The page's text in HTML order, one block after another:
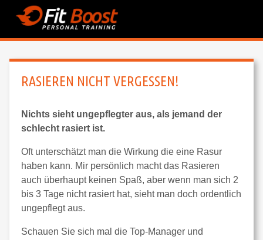
RASIEREN NICHT VERGESSEN!
Nichts sieht ungepflegter aus, als jemand der
schlecht rasiert ist.
Oft unterschätzt man die Wirkung die eine Rasur
haben kann. Mir persönlich macht das Rasieren
auch überhaupt keinen Spaß, aber wenn man sich 2
bis 3 Tage nicht rasiert hat, sieht man doch ordentlich
ungepflegt aus.
Schauen Sie sich mal die Top-Manager und